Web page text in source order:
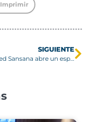
Imprimir
SIGUIENTE
Feria Red Sansana abre un espacio de apoyo y orientación para estudiantes de la Sede Concepción